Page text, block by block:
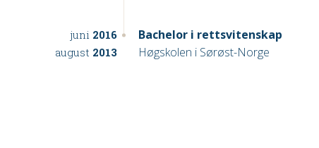
juni 2016
august 2013
Bachelor i rettsvitenskap
Høgskolen i Sørøst-Norge